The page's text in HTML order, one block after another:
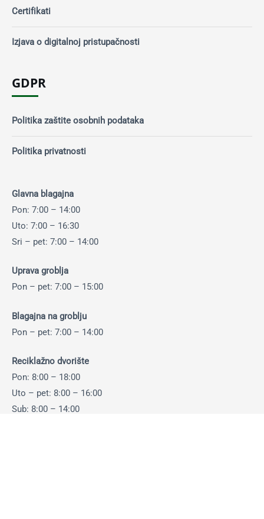
Certifikati
Izjava o digitalnoj pristupačnosti
GDPR
Politika zaštite osobnih podataka
Politika privatnosti
Glavna blagajna
Pon: 7:00 – 14:00
Uto: 7:00 – 16:30
Sri – pet: 7:00 – 14:00
Uprava groblja
Pon – pet: 7:00 – 15:00
Blagajna na groblju
Pon – pet: 7:00 – 14:00
Reciklažno dvorište
Pon: 8:00 – 18:00
Uto – pet: 8:00 – 16:00
Sub: 8:00 – 14:00